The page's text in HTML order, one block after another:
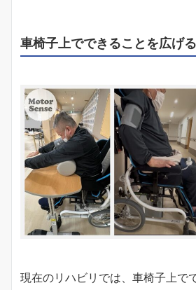
車椅子上でできることを広げ
現在のリハビリでは、車椅子上で